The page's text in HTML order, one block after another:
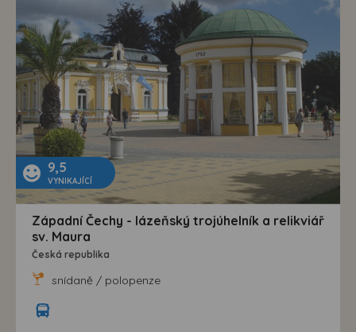
9,5
VYNIKAJÍCÍ
Západní Čechy - lázeňský trojúhelník a relikviář
sv. Maura
Česká republika
snídaně / polopenze